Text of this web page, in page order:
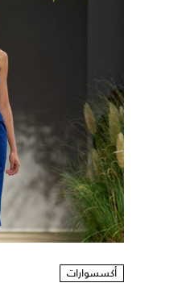
أكسسوارات